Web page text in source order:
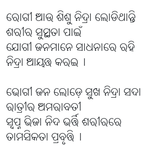
ରୋଗୀ ଆଉ ଶିଶୁ ନିଦ୍ରା ଲୋଡିଥାନ୍ତି
ଶରୀର ସୁସ୍ଥତା ପାଇଁ
ଯୋଗୀ ଜନମାନେ ସାଧନାରେ ରହି
ନିଦ୍ରା ଆୟତ୍ତ କରଇ।
ଭୋଗୀ ଜନ ଲୋଡ଼େ ସୁଖ ନିଦ୍ରା ସଦା
ରାତ୍ରୀର ଅମରାବତୀ
ସ୍ବପ୍ନ ଭିଜା ନିଦ ଭର୍ତ୍ତି ଶରୀରରେ
ତାମସିକତା ପ୍ରବୃତ୍ତି।